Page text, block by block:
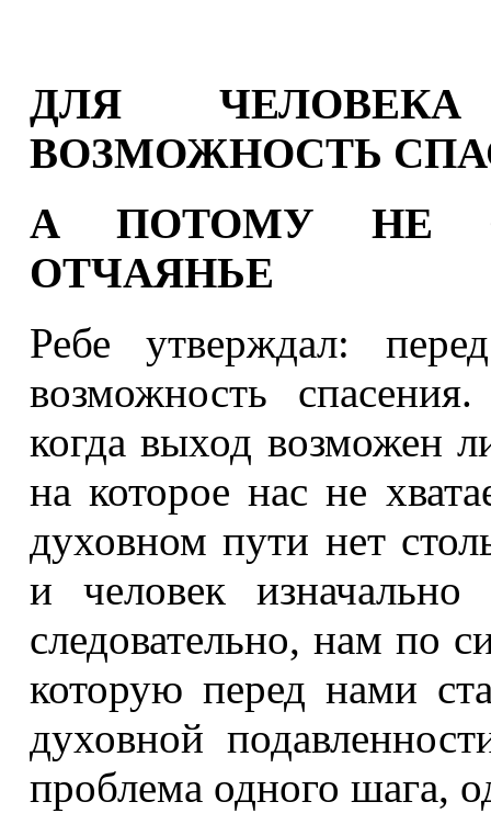
ДЛЯ
ВОЗМОЖНОСТЬ
А ПОТОМУ НЕ
ОТЧАЯНЬЕ
Ребе утверждал:
возможность
когда выход возможен
на которое нас не
духовном пути нет
и человек
следовательно, нам по
которую перед нами
духовной
проблема одного шага,